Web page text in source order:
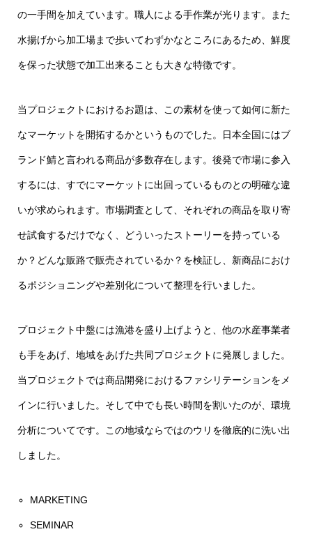
の一手間を加えています。職人による手作業が光ります。また
水揚げから加工場まで歩いてわずかなところにあるため、鮮度
を保った状態で加工出来ることも大きな特徴です。
当プロジェクトにおけるお題は、この素材を使って如何に新た
なマーケットを開拓するかというものでした。日本全国にはブ
ランド鯖と言われる商品が多数存在します。後発で市場に参入
するには、すでにマーケットに出回っているものとの明確な違
いが求められます。市場調査として、それぞれの商品を取り寄
せ試食するだけでなく、どういったストーリーを持っている
か？どんな販路で販売されているか？を検証し、新商品におけ
るポジショニングや差別化について整理を行いました。
プロジェクト中盤には漁港を盛り上げようと、他の水産事業者
も手をあげ、地域をあげた共同プロジェクトに発展しました。
当プロジェクトでは商品開発におけるファシリテーションをメ
インに行いました。そして中でも長い時間を割いたのが、環境
分析についてです。この地域ならではのウリを徹底的に洗い出
しました。
MARKETING
SEMINAR